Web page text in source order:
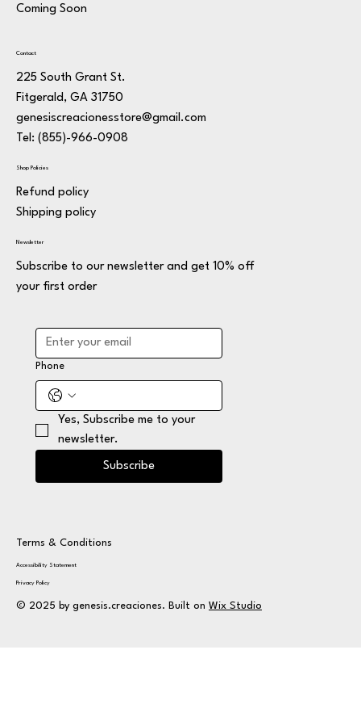
Coming Soon
Contact
225 South Grant St.
Fitgerald, GA 31750
genesiscreacionesstore@gmail.com
Tel: (855)-966-0908
Shop Policies
Refund policy
Shipping policy
Newsletter
Subscribe to our newsletter and get 10% off
your first order
Phone
Yes, Subscribe me to your
newsletter.
Subscribe
Terms & Conditions
Privacy Policy
Accessibility Statement
© 2025 by genesis.creaciones. Built on Wix Studio